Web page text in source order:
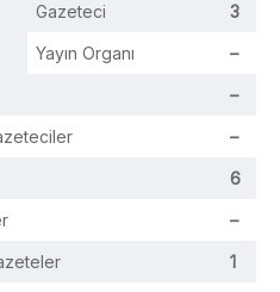
Gazeteci 3
Yayın Organı –
–
–
6
–
1